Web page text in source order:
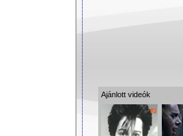
Ajánlott videók